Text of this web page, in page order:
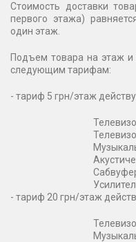
Стоимость доставки
первого этажа)
один этаж.
Подъем товара на этаж и
следующим тарифам:
- тариф 5 грн/этаж
- тариф 20 грн/этаж